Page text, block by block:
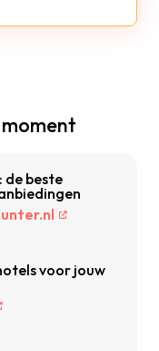
de beste
voor jouw